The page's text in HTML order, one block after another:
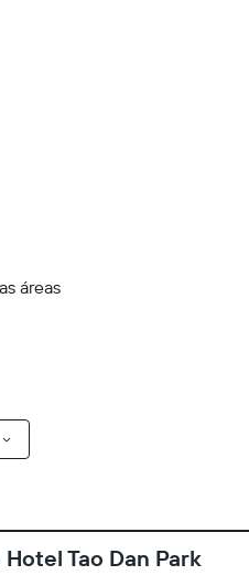
áreas
Tao Dan Park